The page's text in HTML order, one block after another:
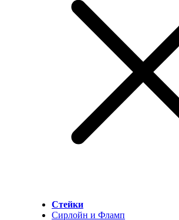
Стейки
Сирлойн и Фламп